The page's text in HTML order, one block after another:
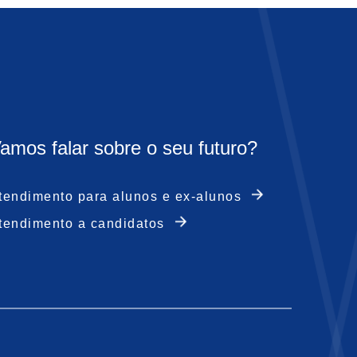
falar sobre o seu futuro?
para alunos e ex-alunos
a candidatos